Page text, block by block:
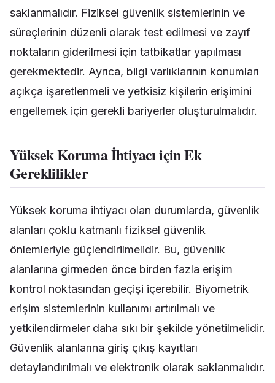
saklanmalıdır. Fiziksel güvenlik sistemlerinin ve
süreçlerinin düzenli olarak test edilmesi ve zayıf
noktaların giderilmesi için tatbikatlar yapılması
gerekmektedir. Ayrıca, bilgi varlıklarının konumları
açıkça işaretlenmeli ve yetkisiz kişilerin erişimini
engellemek için gerekli bariyerler oluşturulmalıdır.
Yüksek Koruma İhtiyacı için Ek
Gereklilikler
Yüksek koruma ihtiyacı olan durumlarda, güvenlik
alanları çoklu katmanlı fiziksel güvenlik
önlemleriyle güçlendirilmelidir. Bu, güvenlik
alanlarına girmeden önce birden fazla erişim
kontrol noktasından geçişi içerebilir. Biyometrik
erişim sistemlerinin kullanımı artırılmalı ve
yetkilendirmeler daha sıkı bir şekilde yönetilmelidir.
Güvenlik alanlarına giriş çıkış kayıtları
detaylandırılmalı ve elektronik olarak saklanmalıdır.